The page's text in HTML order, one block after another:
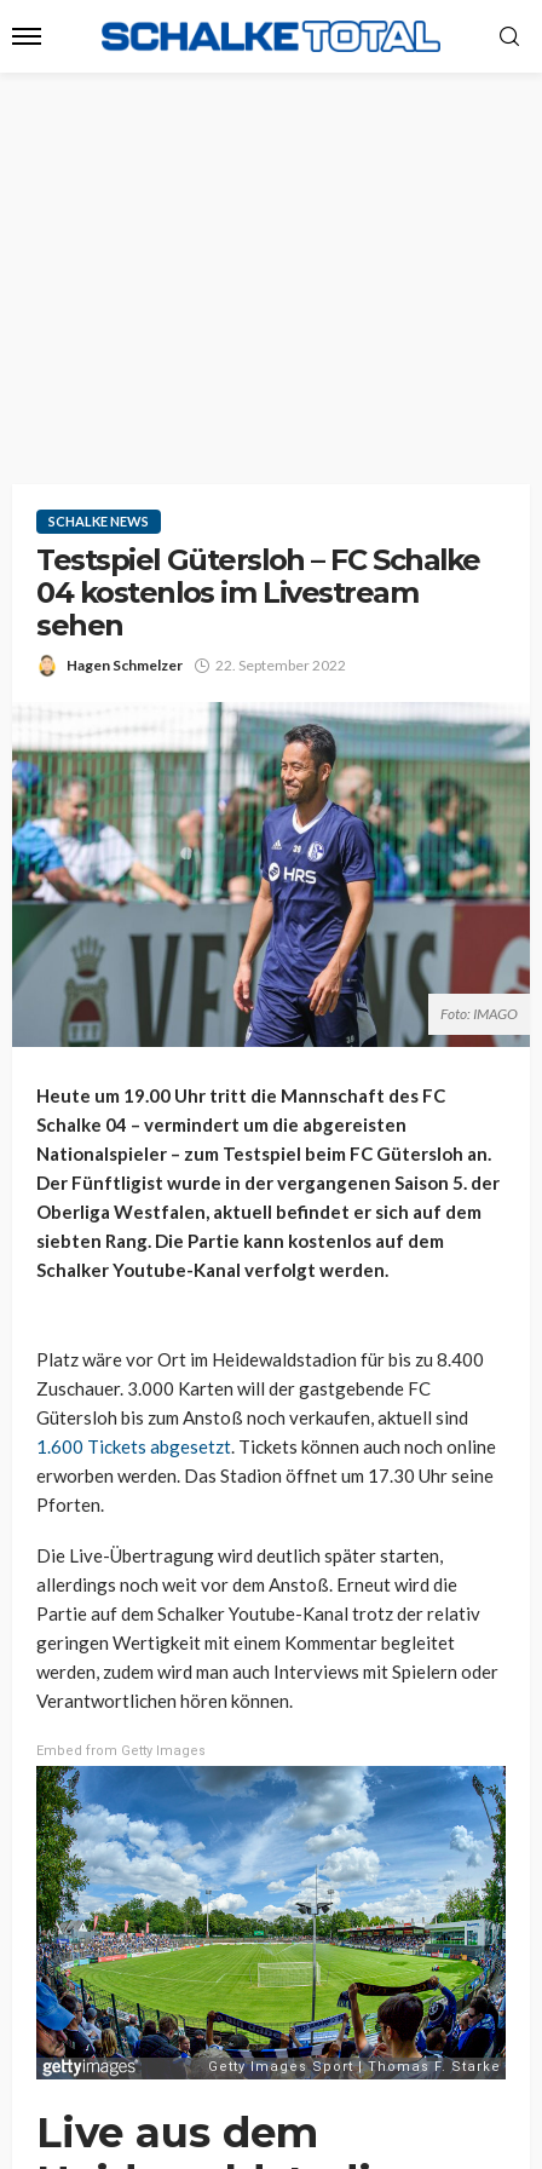
SCHALKE NEWS
Testspiel Gütersloh – FC Schalke
04 kostenlos im Livestream
sehen
Hagen Schmelzer 22. September 2022
Foto: IMAGO
Heute um 19.00 Uhr tritt die Mannschaft des FC
Schalke 04 – vermindert um die abgereisten
Nationalspieler – zum Testspiel beim FC Gütersloh an.
Der Fünftligist wurde in der vergangenen Saison 5. der
Oberliga Westfalen, aktuell befindet er sich auf dem
siebten Rang. Die Partie kann kostenlos auf dem
Schalker Youtube-Kanal verfolgt werden.
Platz wäre vor Ort im Heidewaldstadion für bis zu 8.400
Zuschauer. 3.000 Karten will der gastgebende FC
Gütersloh bis zum Anstoß noch verkaufen, aktuell sind
1.600 Tickets abgesetzt. Tickets können auch noch online
erworben werden. Das Stadion öffnet um 17.30 Uhr seine
Pforten.
Die Live-Übertragung wird deutlich später starten,
allerdings noch weit vor dem Anstoß. Erneut wird die
Partie auf dem Schalker Youtube-Kanal trotz der relativ
geringen Wertigkeit mit einem Kommentar begleitet
werden, zudem wird man auch Interviews mit Spielern oder
Verantwortlichen hören können.
Embed from Getty Images
Live aus dem